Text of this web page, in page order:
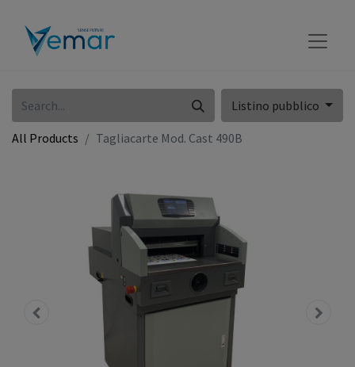
Listino pubblico
All Products Tagliacarte Mod. Cast 490B